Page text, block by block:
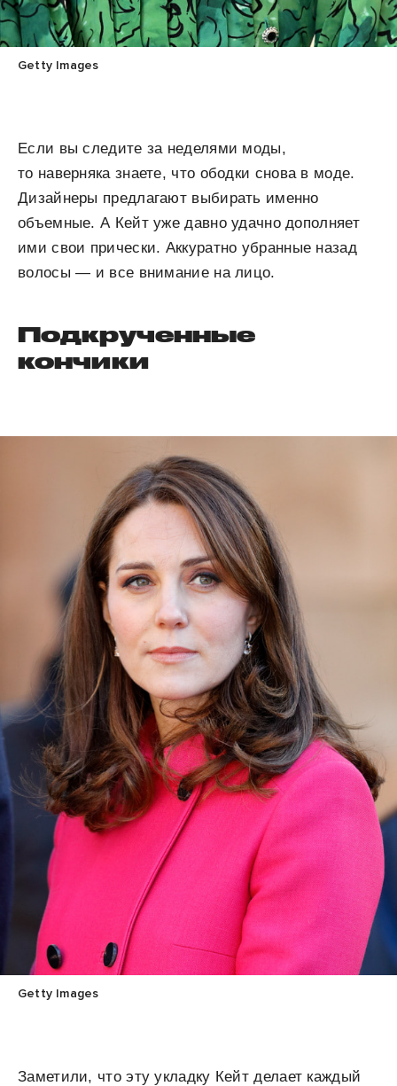
Getty Images
Если вы следите за неделями моды,
то наверняка знаете, что ободки снова в моде.
Дизайнеры предлагают выбирать именно
объемные. А Кейт уже давно удачно дополняет
ими свои прически. Аккуратно убранные назад
волосы — и все внимание на лицо.
Подкрученные
кончики
Getty Images
Заметили, что эту укладку Кейт делает каждый